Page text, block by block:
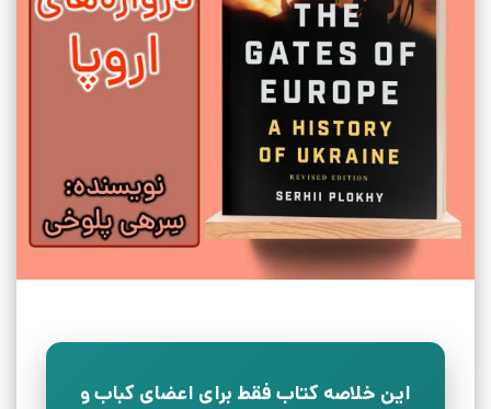
این خلاصه کتاب فقط برای اعضای کباب و